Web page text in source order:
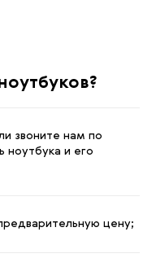
звоните нам по
ноутбука и его
цену;